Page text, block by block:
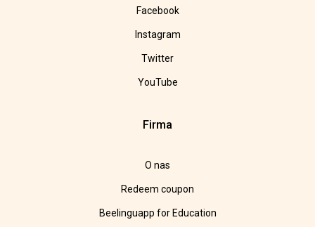
Facebook
Instagram
Twitter
YouTube
Firma
O nas
Redeem coupon
Beelinguapp for Education